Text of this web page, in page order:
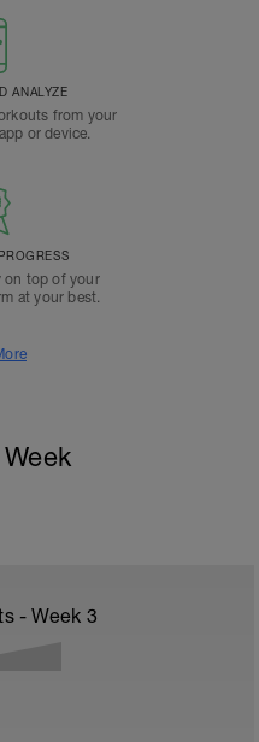
ANALYZE
from your
or device.
on top of your
at your best.
- Week 3